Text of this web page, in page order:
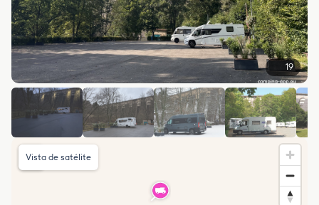
19
Vista de satélite